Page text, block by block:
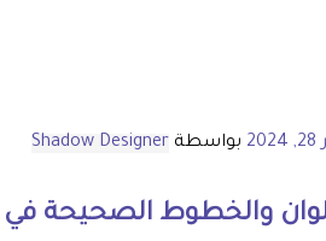
بواسطة Shadow Designer
والخطوط الصحيحة